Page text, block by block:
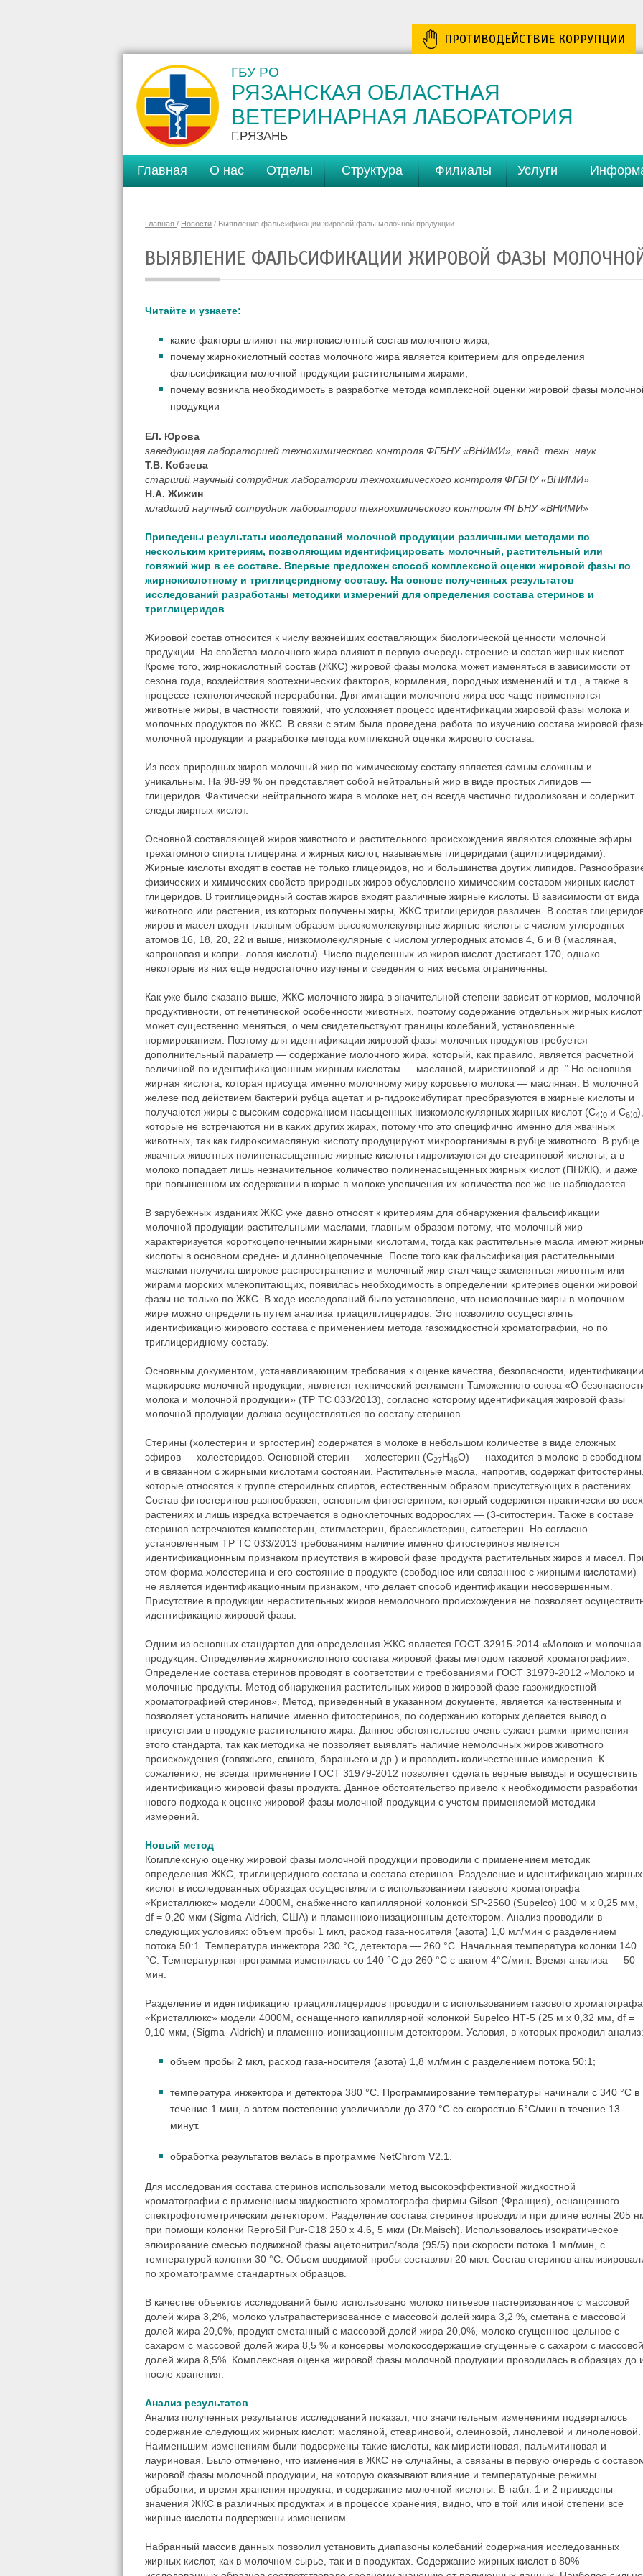
ПРОТИВОДЕЙСТВИЕ КОРРУПЦИИ
ГБУ РО
РЯЗАНСКАЯ ОБЛАСТНАЯ
ВЕТЕРИНАРНАЯ ЛАБОРАТОРИЯ
Г.РЯЗАНЬ
Главная О нас Отделы Структура Филиалы Услуги
Главная / Новости / Выявление фальсификации жировой фазы молочной продукции
ВЫЯВЛЕНИЕ ФАЛЬСИФИКАЦИИ ЖИРОВОЙ ФАЗЫ
Читайте и узнаете:
какие факторы влияют на жирнокислотный состав молочного жира;
почему жирнокислотный состав молочного жира является критерием для определения
фальсификации молочной продукции растительными жирами;
почему возникла необходимость в разработке метода комплексной оценки жировой фазы
продукции
ЕЛ. Юрова
заведующая лабораторией технохимического контроля ФГБНУ «ВНИМИ», канд. техн. наук
Т.В. Кобзева
старший научный сотрудник лаборатории технохимического контроля ФГБНУ «ВНИМИ»
Н.А. Жижин
младший научный сотрудник лаборатории технохимического контроля ФГБНУ «ВНИМИ»
Приведены результаты исследований молочной продукции различными методами по
нескольким критериям, позволяющим идентифицировать молочный, растительный или
говяжий жир в ее составе. Впервые предложен способ комплексной оценки жировой фазы по
жирнокислотному и триглицеридному составу. На основе полученных результатов
исследований разработаны методики измерений для определения состава стеринов и
триглицеридов
Жировой состав относится к числу важнейших составляющих биологической ценности молочной
продукции. На свойства молочного жира влияют в первую очередь строение и состав жирных кислот.
Кроме того, жирнокислотный состав (ЖКС) жировой фазы молока может изменяться в зависимости от
сезона года, воздействия зоотехнических факторов, кормления, породных изменений и т.д., а также в
процессе технологической переработки. Для имитации молочного жира все чаще применяются
животные жиры, в частности говяжий, что усложняет процесс идентификации жировой фазы молока и
молочных продуктов по ЖКС. В связи с этим была проведена работа по изучению состава жировой
молочной продукции и разработке метода комплексной оценки жирового состава.
Из всех природных жиров молочный жир по химическому составу является самым сложным и
уникальным. На 98-99 % он представляет собой нейтральный жир в виде простых липидов —
глицеридов. Фактически нейтрального жира в молоке нет, он всегда частично гидролизован и содержит
следы жирных кислот.
Основной составляющей жиров животного и растительного происхождения являются сложные эфиры
трехатомного спирта глицерина и жирных кислот, называемые глицеридами (ацилглицеридами).
Жирные кислоты входят в состав не только глицеридов, но и большинства других липидов.
физических и химических свойств природных жиров обусловлено химическим составом жирных кислот
глицеридов. В триглицеридный состав жиров входят различные жирные кислоты. В зависимости от вида
животного или растения, из которых получены жиры, ЖКС триглицеридов различен. В состав
жиров и масел входят главным образом высокомолекулярные жирные кислоты с числом углеродных
атомов 16, 18, 20, 22 и выше, низкомолекулярные с числом углеродных атомов 4, 6 и 8 (масляная,
капроновая и капри- ловая кислоты). Число выделенных из жиров кислот достигает 170, однако
некоторые из них еще недостаточно изучены и сведения о них весьма ограниченны.
Как уже было сказано выше, ЖКС молочного жира в значительной степени зависит от кормов, молочной
продуктивности, от генетической особенности животных, поэтому содержание отдельных жирных кислот
может существенно меняться, о чем свидетельствуют границы колебаний, установленные
нормированием. Поэтому для идентификации жировой фазы молочных продуктов требуется
дополнительный параметр — содержание молочного жира, который, как правило, является расчетной
величиной по идентификационным жирным кислотам — масляной, миристиновой и др. “ Но основная
жирная кислота, которая присуща именно молочному жиру коровьего молока — масляная. В молочной
железе под действием бактерий рубца ацетат и p-гидроксибутират преобразуются в жирные кислоты и
получаются жиры с высоким содержанием насыщенных низкомолекулярных жирных кислот (С4:0 и С6:0),
которые не встречаются ни в каких других жирах, потому что это специфично именно для жвачных
животных, так как гидроксимасляную кислоту продуцируют микроорганизмы в рубце животного. В рубце
жвачных животных полиненасыщенные жирные кислоты гидролизуются до стеариновой кислоты, а в
молоко попадает лишь незначительное количество полиненасыщенных жирных кислот (ПНЖК), и даже
при повышенном их содержании в корме в молоке увеличения их количества все же не наблюдается.
В зарубежных изданиях ЖКС уже давно относят к критериям для обнаружения фальсификации
молочной продукции растительными маслами, главным образом потому, что молочный жир
характеризуется короткоцепочечными жирными кислотами, тогда как растительные масла имеют
кислоты в основном средне- и длинноцепочечные. После того как фальсификация растительными
маслами получила широкое распространение и молочный жир стал чаще заменяться животным или
жирами морских млекопитающих, появилась необходимость в определении критериев оценки жировой
фазы не только по ЖКС. В ходе исследований было установлено, что немолочные жиры в молочном
жире можно определить путем анализа триацилглицеридов. Это позволило осуществлять
идентификацию жирового состава с применением метода газожидкостной хроматографии, но по
триглицеридному составу.
Основным документом, устанавливающим требования к оценке качества, безопасности,
маркировке молочной продукции, является технический регламент Таможенного союза «О
молока и молочной продукции» (ТР ТС 033/2013), согласно которому идентификация жировой фазы
молочной продукции должна осуществляться по составу стеринов.
Стерины (холестерин и эргостерин) содержатся в молоке в небольшом количестве в виде сложных
эфиров — холестеридов. Основной стерин — холестерин (C27H46O) — находится в молоке в свободном
и в связанном с жирными кислотами состоянии. Растительные масла, напротив, содержат
которые относятся к группе стероидных спиртов, естественным образом присутствующих в растениях.
Состав фитостеринов разнообразен, основным фитостерином, который содержится практически во всех
растениях и лишь изредка встречается в одноклеточных водорослях — (3-ситостерин. Также в составе
стеринов встречаются кампестерин, стигмастерин, брассикастерин, ситостерин. Но согласно
установленным ТР ТС 033/2013 требованиям наличие именно фитостеринов является
идентификационным признаком присутствия в жировой фазе продукта растительных жиров и масел.
этом форма холестерина и его состояние в продукте (свободное или связанное с жирными кислотами)
не является идентификационным признаком, что делает способ идентификации несовершенным.
Присутствие в продукции нерастительных жиров немолочного происхождения не позволяет
идентификацию жировой фазы.
Одним из основных стандартов для определения ЖКС является ГОСТ 32915-2014 «Молоко и молочная
продукция. Определение жирнокислотного состава жировой фазы методом газовой хроматографии».
Определение состава стеринов проводят в соответствии с требованиями ГОСТ 31979-2012 «Молоко и
молочные продукты. Метод обнаружения растительных жиров в жировой фазе газожидкостной
хроматографией стеринов». Метод, приведенный в указанном документе, является качественным и
позволяет установить наличие именно фитостеринов, по содержанию которых делается вывод о
присутствии в продукте растительного жира. Данное обстоятельство очень сужает рамки применения
этого стандарта, так как методика не позволяет выявлять наличие немолочных жиров животного
происхождения (говяжьего, свиного, бараньего и др.) и проводить количественные измерения. К
сожалению, не всегда применение ГОСТ 31979-2012 позволяет сделать верные выводы и осуществить
идентификацию жировой фазы продукта. Данное обстоятельство привело к необходимости разработки
нового подхода к оценке жировой фазы молочной продукции с учетом применяемой методики
измерений.
Новый метод
Комплексную оценку жировой фазы молочной продукции проводили с применением методик
определения ЖКС, триглицеридного состава и состава стеринов. Разделение и идентификацию жирных
кислот в исследованных образцах осуществляли с использованием газового хроматографа
«Кристаллюкс» модели 4000М, снабженного капиллярной колонкой SP-2560 (Supelco) 100 м х 0,25 мм,
df = 0,20 мкм (Sigma-Aldrich, США) и пламенноионизационным детектором. Анализ проводили в
следующих условиях: объем пробы 1 мкл, расход газа-носителя (азота) 1,0 мл/мин с разделением
потока 50:1. Температура инжектора 230 °С, детектора — 260 °С. Начальная температура колонки 140
°С. Температурная программа изменялась со 140 °С до 260 °С с шагом 4°С/мин. Время анализа — 50
мин.
Разделение и идентификацию триацилглицеридов проводили с использованием газового хроматографа
«Кристаллюкс» модели 4000М, оснащенного капиллярной колонкой Supelco НТ-5 (25 м х 0,32 мм, df =
0,10 мкм, (Sigma- Aldrich) и пламенно-ионизационным детектором. Условия, в которых проходил анализ:
объем пробы 2 мкл, расход газа-носителя (азота) 1,8 мл/мин с разделением потока 50:1;
температура инжектора и детектора 380 °С. Программирование температуры начинали с 340 °С в
течение 1 мин, а затем постепенно увеличивали до 370 °С со скоростью 5°С/мин в течение 13
минут.
обработка результатов велась в программе NetChrom V2.1.
Для исследования состава стеринов использовали метод высокоэффективной жидкостной
хроматографии с применением жидкостного хроматографа фирмы Gilson (Франция), оснащенного
спектрофотометрическим детектором. Разделение состава стеринов проводили при длине волны 205
при помощи колонки ReproSil Pur-С18 250 x 4.6, 5 мкм (Dr.Maisch). Использовалось изократическое
элюирование смесью подвижной фазы ацетонитрил/вода (95/5) при скорости потока 1 мл/мин, с
температурой колонки 30 °С. Объем вводимой пробы составлял 20 мкл. Состав стеринов
по хроматограмме стандартных образцов.
В качестве объектов исследований было использовано молоко питьевое пастеризованное с массовой
долей жира 3,2%, молоко ультрапастеризованное с массовой долей жира 3,2 %, сметана с массовой
долей жира 20,0%, продукт сметанный с массовой долей жира 20,0%, молоко сгущенное цельное с
сахаром с массовой долей жира 8,5 % и консервы молокосодержащие сгущенные с сахаром с массовой
долей жира 8,5%. Комплексная оценка жировой фазы молочной продукции проводилась в образцах до
после хранения.
Анализ результатов
Анализ полученных результатов исследований показал, что значительным изменениям подвергалось
содержание следующих жирных кислот: масляной, стеариновой, олеиновой, линолевой и линоленовой.
Наименьшим изменениям были подвержены такие кислоты, как миристиновая, пальмитиновая и
лауриновая. Было отмечено, что изменения в ЖКС не случайны, а связаны в первую очередь с
жировой фазы молочной продукции, на которую оказывают влияние и температурные режимы
обработки, и время хранения продукта, и содержание молочной кислоты. В табл. 1 и 2 приведены
значения ЖКС в различных продуктах и в процессе хранения, видно, что в той или иной степени все
жирные кислоты подвержены изменениям.
Набранный массив данных позволил установить диапазоны колебаний содержания исследованных
жирных кислот, как в молочном сырье, так и в продуктах. Содержание жирных кислот в 80%